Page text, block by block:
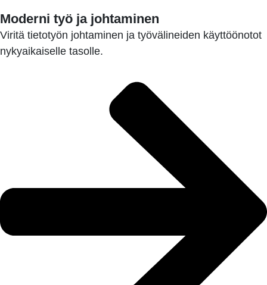
Moderni työ ja johtaminen
Viritä tietotyön johtaminen ja työvälineiden käyttöönotot
nykyaikaiselle tasolle.